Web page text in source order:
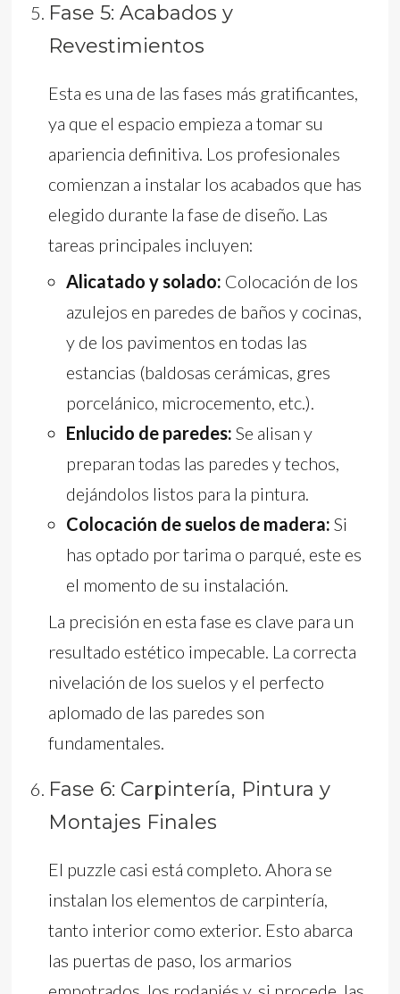
Fase 5: Acabados y
Revestimientos
Esta es una de las fases más gratificantes,
ya que el espacio empieza a tomar su
apariencia definitiva. Los profesionales
comienzan a instalar los acabados que has
elegido durante la fase de diseño. Las
tareas principales incluyen:
Alicatado y solado: Colocación de los
azulejos en paredes de baños y cocinas,
y de los pavimentos en todas las
estancias (baldosas cerámicas, gres
porcelánico, microcemento, etc.).
Enlucido de paredes: Se alisan y
preparan todas las paredes y techos,
dejándolos listos para la pintura.
Colocación de suelos de madera: Si
has optado por tarima o parqué, este es
el momento de su instalación.
La precisión en esta fase es clave para un
resultado estético impecable. La correcta
nivelación de los suelos y el perfecto
aplomado de las paredes son
fundamentales.
Fase 6: Carpintería, Pintura y
Montajes Finales
El puzzle casi está completo. Ahora se
instalan los elementos de carpintería,
tanto interior como exterior. Esto abarca
las puertas de paso, los armarios